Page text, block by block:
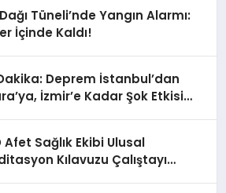
Tüneli’nde Yangın Alarmı:
İçinde Kaldı!
Deprem İstanbul’dan
İzmir’e Kadar Şok Etkisi
Afet Sağlık Ekibi Ulusal
Kılavuzu Çalıştayı